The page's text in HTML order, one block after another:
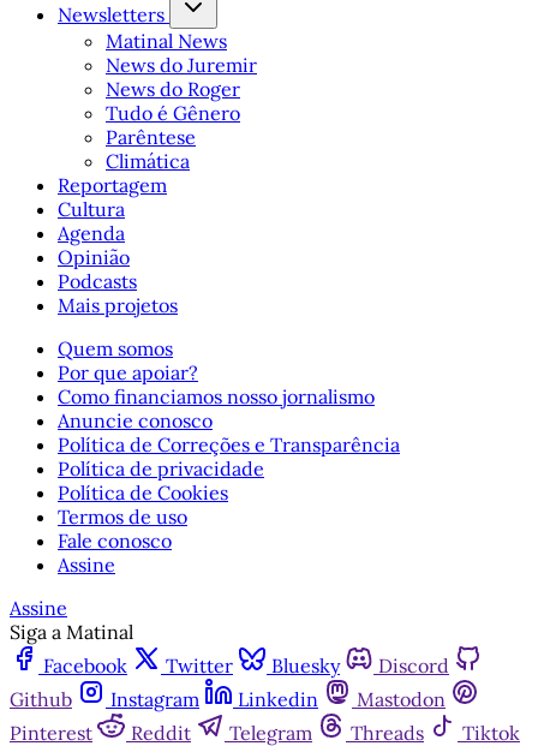
Newsletters
Matinal News
News do Juremir
News do Roger
Tudo é Gênero
Parêntese
Climática
Reportagem
Cultura
Agenda
Opinião
Podcasts
Mais projetos
Quem somos
Por que apoiar?
Como financiamos nosso jornalismo
Anuncie conosco
Política de Correções e Transparência
Política de privacidade
Política de Cookies
Termos de uso
Fale conosco
Assine
Assine
Siga a Matinal
Facebook
Twitter Bluesky
Discord
Github
Instagram Linkedin
Mastodon
Pinterest
Reddit Telegram Threads
Tiktok